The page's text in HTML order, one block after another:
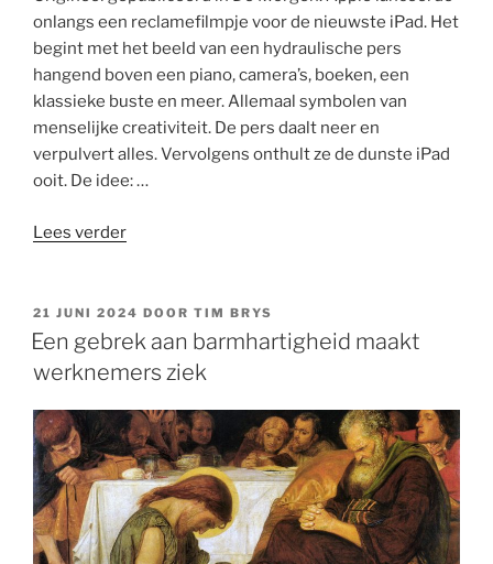
onlangs een reclamefilmpje voor de nieuwste iPad. Het
begint met het beeld van een hydraulische pers
hangend boven een piano, camera’s, boeken, een
klassieke buste en meer. Allemaal symbolen van
menselijke creativiteit. De pers daalt neer en
verpulvert alles. Vervolgens onthult ze de dunste iPad
ooit. De idee: …
Lees verder“We
geen
breinen
best
naar
het
metaversum
uploaden”
GEPLAATST
OP
21 JUNI 2024 DOOR TIM BRYS
Een gebrek aan barmhartigheid maakt
werknemers ziek